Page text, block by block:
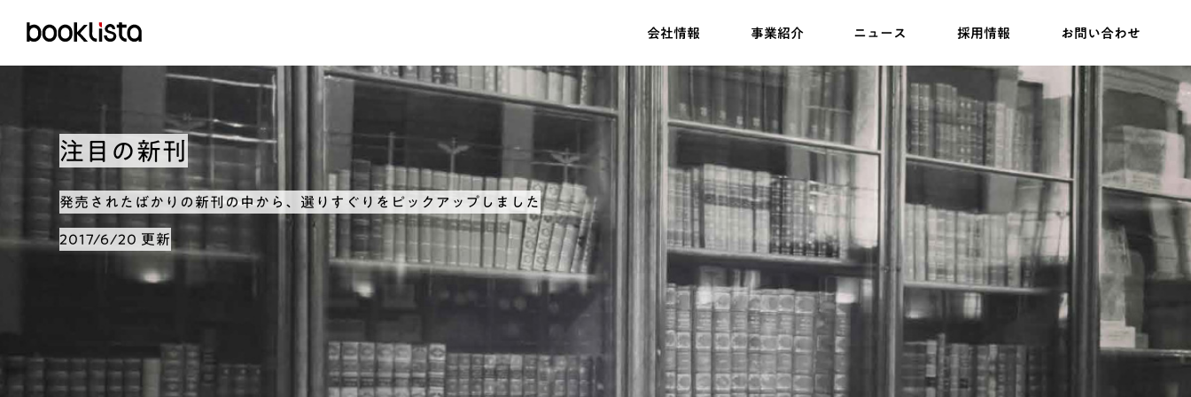
会社情報 事業紹介 ニュース 採用情報 お問い合わせ
注目の新刊
発売されたばかりの新刊の中から、選りすぐりをピックアップしました
2017/6/20 更新